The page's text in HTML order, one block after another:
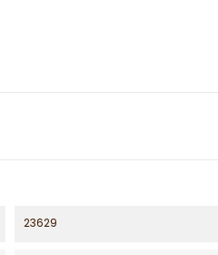
23629